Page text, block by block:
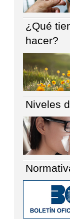
¿Qué
hacer?
Niveles